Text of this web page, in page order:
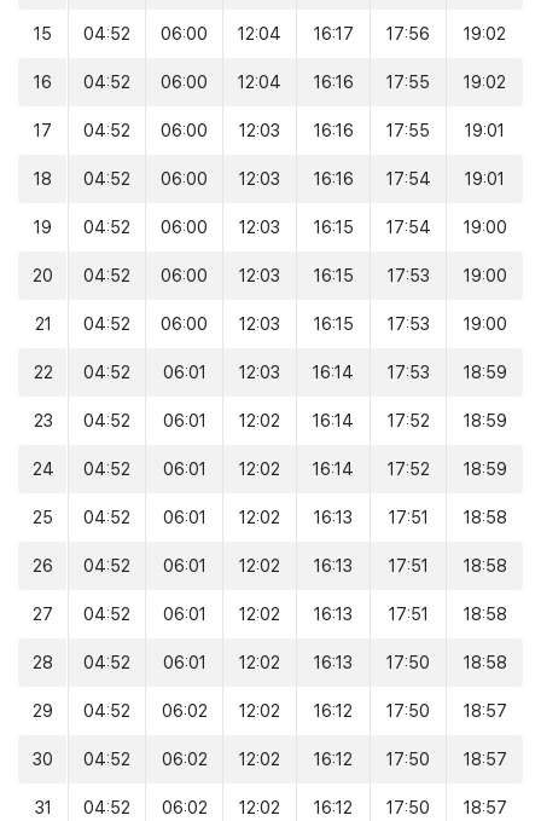
15 04:52 06:00 12:04 16:17 17:56 19:02
16 04:52 06:00 12:04 16:16 17:55 19:02
17 04:52 06:00 12:03 16:16 17:55 19:01
18 04:52 06:00 12:03 16:16 17:54 19:01
19 04:52 06:00 12:03 16:15 17:54 19:00
20 04:52 06:00 12:03 16:15 17:53 19:00
21 04:52 06:00 12:03 16:15 17:53 19:00
22 04:52 06:01 12:03 16:14 17:53 18:59
23 04:52 06:01 12:02 16:14 17:52 18:59
24 04:52 06:01 12:02 16:14 17:52 18:59
25 04:52 06:01 12:02 16:13 17:51 18:58
26 04:52 06:01 12:02 16:13 17:51 18:58
27 04:52 06:01 12:02 16:13 17:51 18:58
28 04:52 06:01 12:02 16:13 17:50 18:58
29 04:52 06:02 12:02 16:12 17:50 18:57
30 04:52 06:02 12:02 16:12 17:50 18:57
31 04:52 06:02 12:02 16:12 17:50 18:57